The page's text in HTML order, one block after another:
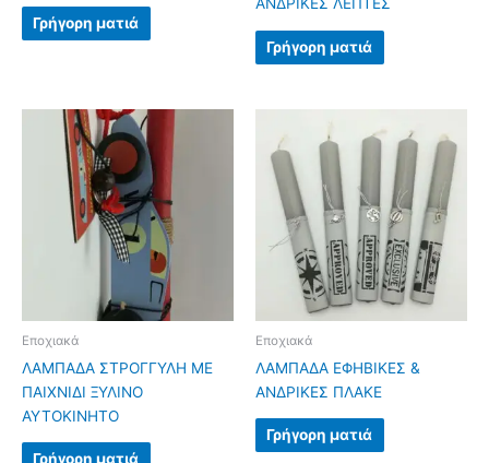
Γρήγορη ματιά
ΑΝΔΡΙΚΕΣ ΛΕΠΤΕΣ
Γρήγορη ματιά
Εποχιακά
ΛΑΜΠΑΔΑ ΣΤΡΟΓΓΥΛΗ ΜΕ
ΠΑΙΧΝΙΔΙ ΞΥΛΙΝΟ
ΑΥΤΟΚΙΝΗΤΟ
Γρήγορη ματιά
Εποχιακά
ΛΑΜΠΑΔΑ ΕΦΗΒΙΚΕΣ &
ΑΝΔΡΙΚΕΣ ΠΛΑΚΕ
Γρήγορη ματιά